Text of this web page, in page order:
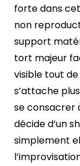
forte dans
non
support
tort majeur
visible tout
s’attache
se consacrer
décide d’un
simplement